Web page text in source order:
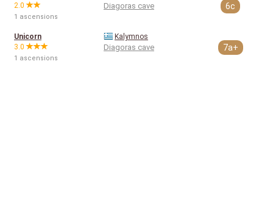
2.0
1 ascensions
Diagoras cave 6c
Unicorn
3.0
1 ascensions
Kalymnos
Diagoras cave 7a+